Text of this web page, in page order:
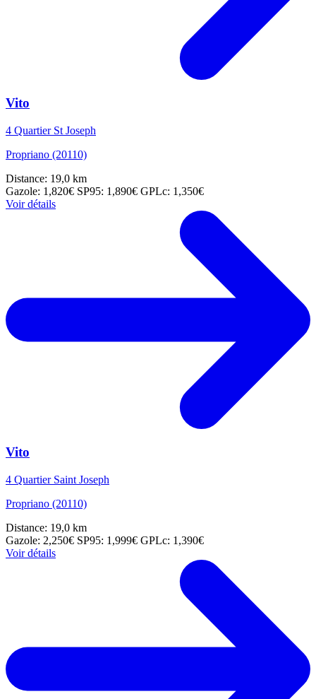
Vito
4 Quartier St Joseph
Propriano (20110)
Distance: 19,0 km
Gazole: 1,820€ SP95: 1,890€ GPLc: 1,350€
Voir détails
Vito
4 Quartier Saint Joseph
Propriano (20110)
Distance: 19,0 km
Gazole: 2,250€ SP95: 1,999€ GPLc: 1,390€
Voir détails